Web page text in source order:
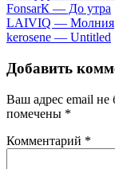
FоnsаrК — Дo утpa
LАIVIQ — Moлния
​kеrоsеnе — Untitlеd
Добавить
Ваш адрес email не
помечены *
Комментарий *